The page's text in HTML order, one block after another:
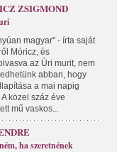
ZSIGMOND
magyar" - írta saját
Móricz, és
az Úri murit, nem
abban, hogy
a mai napig
A közel száz éve
mű vaskos...
ha szeretnének